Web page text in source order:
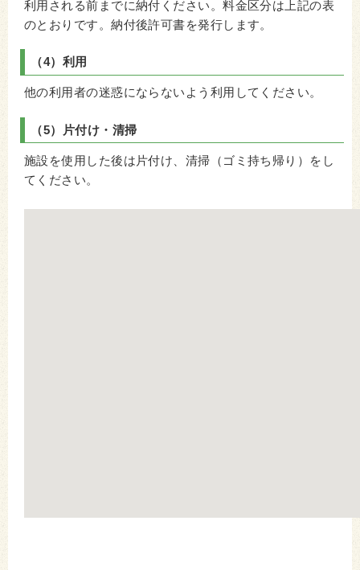
利用される前までに納付ください。料金区分は上記の表
のとおりです。納付後許可書を発行します。
（4）利用
他の利用者の迷惑にならないよう利用してください。
（5）片付け・清掃
施設を使用した後は片付け、清掃（ゴミ持ち帰り）をし
てください。